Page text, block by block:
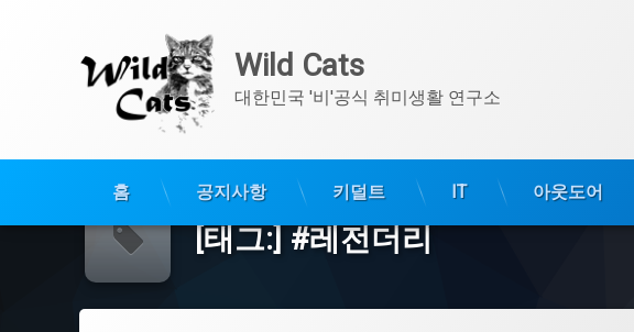
Wild Cats
대한민국 '비'공식 취미생활 연구소
홈 공지사항 키덜트 IT 아웃도어
[태그:] #레전더리